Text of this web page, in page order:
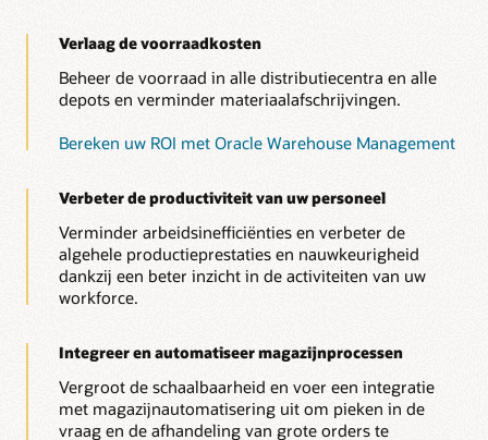
Verlaag de voorraadkosten
Beheer de voorraad in alle distributiecentra en alle
depots en verminder materiaalafschrijvingen.
Bereken uw ROI met Oracle Warehouse Management
Verbeter de productiviteit van uw personeel
Verminder arbeidsinefficiënties en verbeter de
algehele productieprestaties en nauwkeurigheid
dankzij een beter inzicht in de activiteiten van uw
workforce.
Integreer en automatiseer magazijnprocessen
Vergroot de schaalbaarheid en voer een integratie
met magazijnautomatisering uit om pieken in de
vraag en de afhandeling van grote orders te